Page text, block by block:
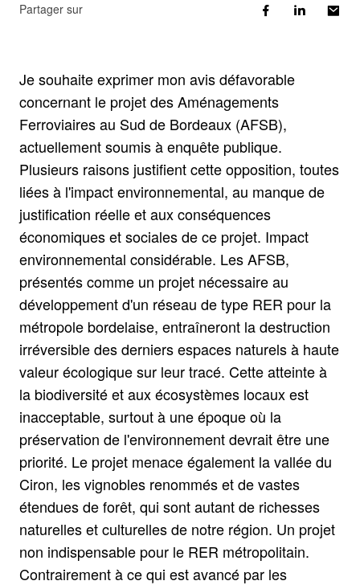
Partager sur
Je souhaite exprimer mon avis défavorable
concernant le projet des Aménagements
Ferroviaires au Sud de Bordeaux (AFSB),
actuellement soumis à enquête publique.
Plusieurs raisons justifient cette opposition, toutes
liées à l'impact environnemental, au manque de
justification réelle et aux conséquences
économiques et sociales de ce projet. Impact
environnemental considérable. Les AFSB,
présentés comme un projet nécessaire au
développement d'un réseau de type RER pour la
métropole bordelaise, entraîneront la destruction
irréversible des derniers espaces naturels à haute
valeur écologique sur leur tracé. Cette atteinte à
la biodiversité et aux écosystèmes locaux est
inacceptable, surtout à une époque où la
préservation de l'environnement devrait être une
priorité. Le projet menace également la vallée du
Ciron, les vignobles renommés et de vastes
étendues de forêt, qui sont autant de richesses
naturelles et culturelles de notre région. Un projet
non indispensable pour le RER métropolitain.
Contrairement à ce qui est avancé par les